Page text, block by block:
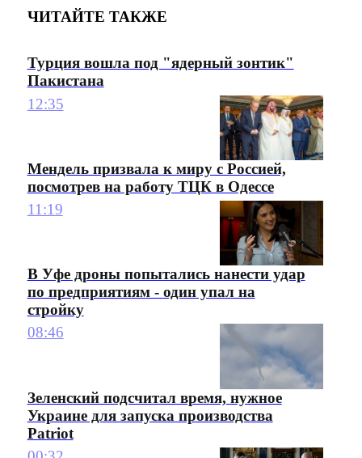
ЧИТАЙТЕ ТАКЖЕ
Турция вошла под "ядерный зонтик"
Пакистана
12:35
Мендель призвала к миру с Россией,
посмотрев на работу ТЦК в Одессе
11:19
В Уфе дроны попытались нанести удар
по предприятиям - один упал на
стройку
08:46
Зеленский подсчитал время, нужное
Украине для запуска производства
Patriot